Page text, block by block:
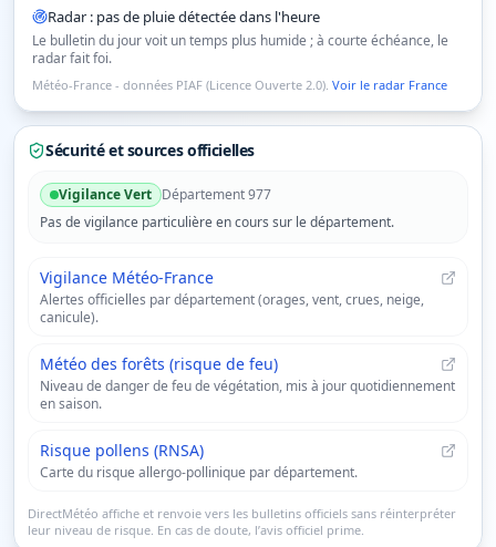
Radar : pas de pluie détectée dans l'heure
Le bulletin du jour voit un temps plus humide ; à courte échéance, le
radar fait foi.
Météo-France - données PIAF (Licence Ouverte 2.0). Voir le radar France
Sécurité et sources officielles
VigilanceVert Département977
Pas de vigilance particulière en cours sur le département.
Vigilance Météo-France
Alertes officielles par département (orages, vent, crues, neige,
canicule).
Météo des forêts (risque de feu)
Niveau de danger de feu de végétation, mis à jour quotidiennement
en saison.
Risque pollens (RNSA)
Carte du risque allergo-pollinique par département.
DirectMétéo affiche et renvoie vers les bulletins officiels sans réinterpréter
leur niveau de risque. En cas de doute, l’avis officiel prime.